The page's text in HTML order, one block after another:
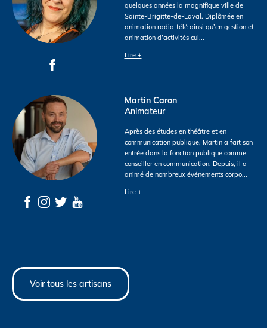
Voir tous les artisans
quelques années la magnifique ville de
Sainte-Brigitte-de-Laval. Diplômée en
animation radio-télé ainsi qu’en gestion et
animation d’activités cul...
Lire +
Martin Caron
Animateur
Après des études en théâtre et en
communication publique, Martin a fait son
entrée dans la fonction publique comme
conseiller en communication. Depuis, il a
animé de nombreux événements corpo...
Lire +